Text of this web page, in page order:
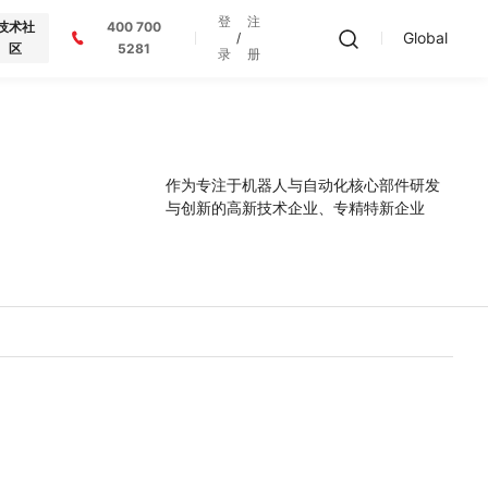
术社
区
400 700
5281
登
录
/
注
册
Global
作为专注于机器人与自动化核心部件研发
与创新的高新技术企业、专精特新企业